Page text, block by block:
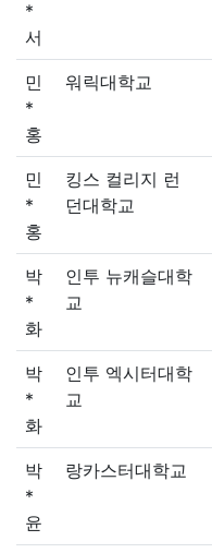
*
서
민
*
홍
워릭대학교
민
*
홍
킹스 컬리지 런
던대학교
박
*
화
인투 뉴캐슬대학
교
박
*
화
인투 엑시터대학
교
박
*
윤
랑카스터대학교